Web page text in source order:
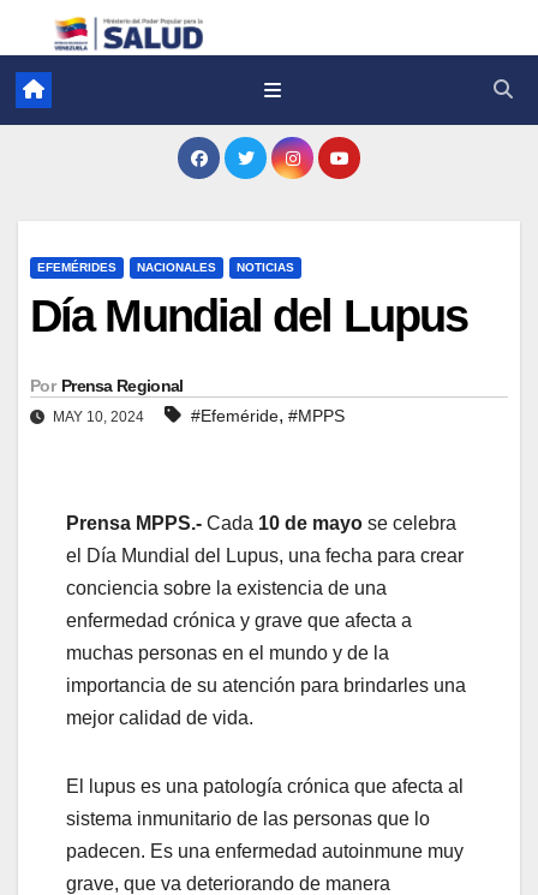
EFEMÉRIDES NACIONALES NOTICIAS
Día Mundial del Lupus
Por Prensa Regional
MAY 10, 2024 #Efeméride, #MPPS
Prensa MPPS.- Cada 10 de mayo se celebra
el Día Mundial del Lupus, una fecha para crear
conciencia sobre la existencia de una
enfermedad crónica y grave que afecta a
muchas personas en el mundo y de la
importancia de su atención para brindarles una
mejor calidad de vida.
El lupus es una patología crónica que afecta al
sistema inmunitario de las personas que lo
padecen. Es una enfermedad autoinmune muy
grave, que va deteriorando de manera